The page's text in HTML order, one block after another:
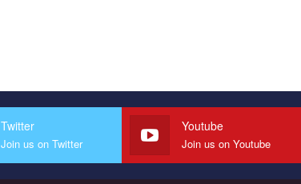
Twitter
Join us on Twitter
Youtube
Join us on Youtube